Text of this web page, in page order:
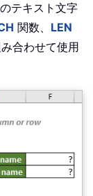
テキスト文字
関数、 LEN
合わせて使用